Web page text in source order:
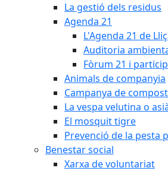
La gestió dels residus
Agenda 21
L'Agenda 21 de
Auditoria
Fòrum 21 i
Animals de companyia
Campanya de
La vespa velutina o
El mosquit tigre
Prevenció de la pesta
Benestar social
Xarxa de voluntariat